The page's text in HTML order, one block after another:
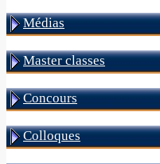
Médias
Master classes
Concours
Colloques